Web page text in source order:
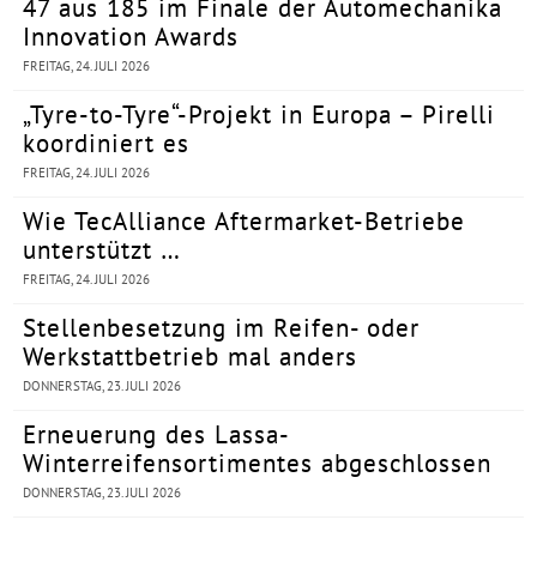
47 aus 185 im Finale der Automechanika
Innovation Awards
FREITAG, 24. JULI 2026
„Tyre-to-Tyre“-Projekt in Europa – Pirelli
koordiniert es
FREITAG, 24. JULI 2026
Wie TecAlliance Aftermarket-Betriebe
unterstützt …
FREITAG, 24. JULI 2026
Stellenbesetzung im Reifen- oder
Werkstattbetrieb mal anders
DONNERSTAG, 23. JULI 2026
Erneuerung des Lassa-
Winterreifensortimentes abgeschlossen
DONNERSTAG, 23. JULI 2026